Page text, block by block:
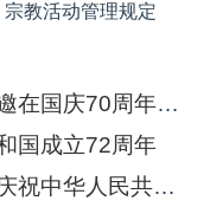
宗教活动管理规定
北京：中国天主教界代表应邀在国庆70周年大会上观礼及参加群众方队游行
国成立72周年
山东：临沂教区各堂区举行庆祝中华人民共和国74周年“升国旗、唱国歌”活动